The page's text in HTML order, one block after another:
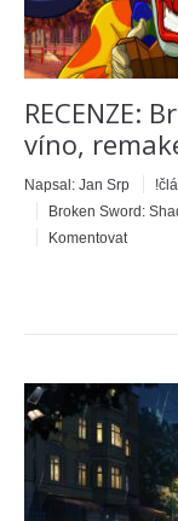
RECENZE:
víno,
Napsal: Jan Srp
Broken Sword:
Komentovat